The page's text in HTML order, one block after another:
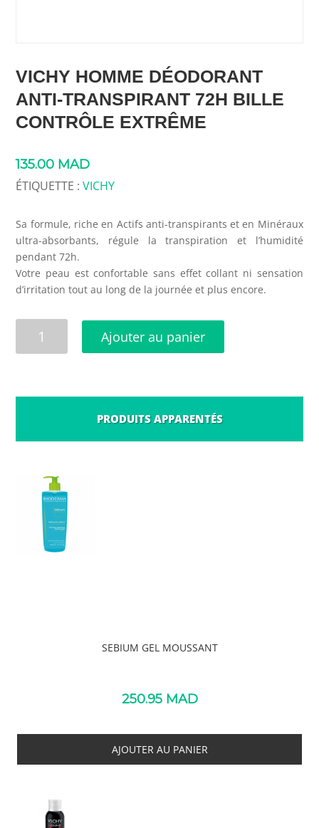
VICHY HOMME DÉODORANT
ANTI-TRANSPIRANT 72H BILLE
CONTRÔLE EXTRÊME
135.00 MAD
ÉTIQUETTE :VICHY
Sa formule, riche en Actifs anti-transpirants et en Minéraux
ultra-absorbants, régule la transpiration et l’humidité
pendant 72h.
Votre peau est confortable sans effet collant ni sensation
d’irritation tout au long de la journée et plus encore.
72H
contrôle
extrême
Ajouter au panier
PRODUITS APPARENTÉS
SEBIUM GEL MOUSSANT
250.95 MAD
AJOUTER AU PANIER